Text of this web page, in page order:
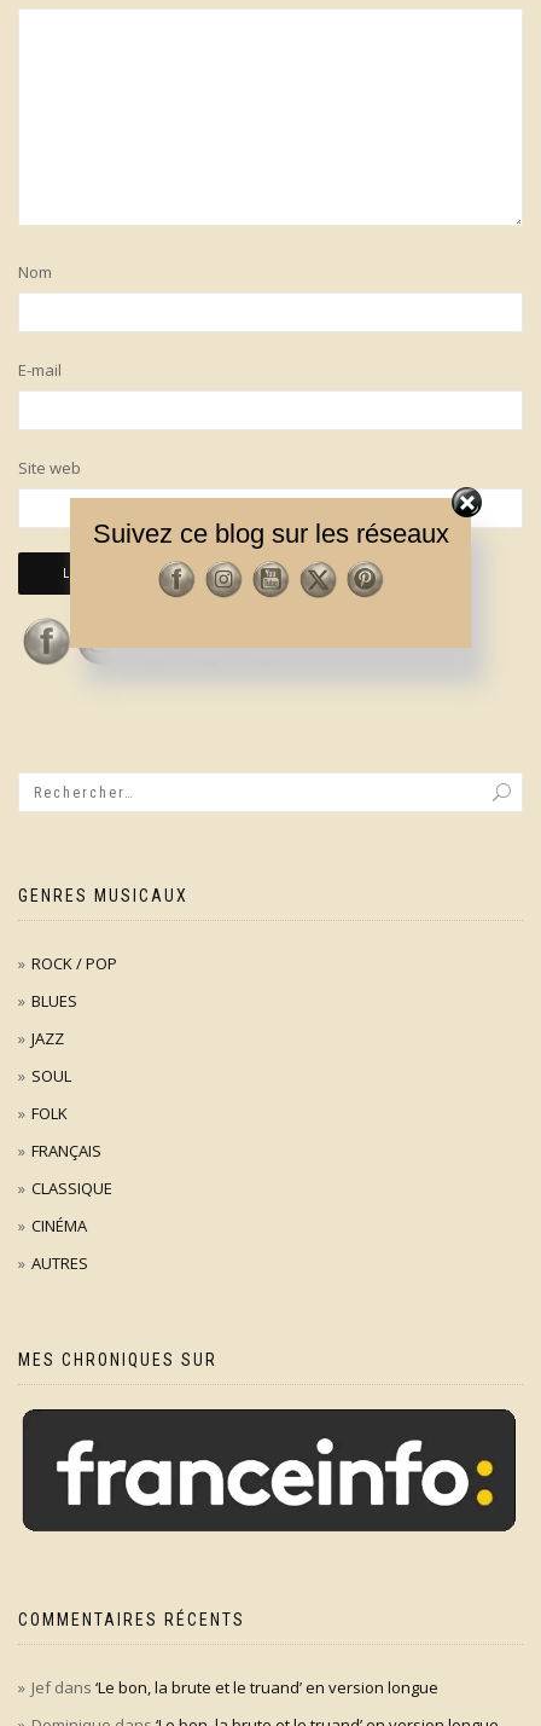
Nom
E-mail
Site web
GENRES MUSICAUX
ROCK / POP
BLUES
JAZZ
SOUL
FOLK
FRANÇAIS
CLASSIQUE
CINÉMA
AUTRES
MES CHRONIQUES SUR
COMMENTAIRES RÉCENTS
Jefdans ‘Le bon, la brute et le truand’ en version longue
Suivez ce blog sur les réseaux